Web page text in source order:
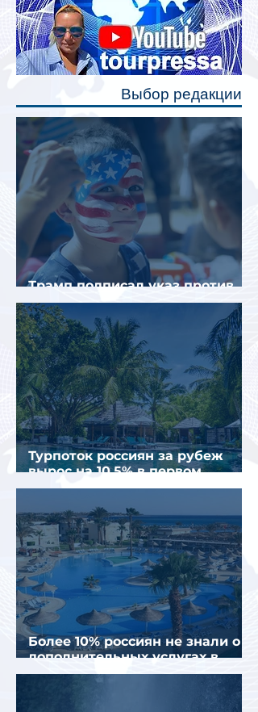
станут индивидуальные шторки у
каждого спального места. Они
позволят пассажирам закрыть свою
полку во время сна или отдыха,
Выбор редакции
Трамп подписал указ против
«родильного туризма» в США
Турпоток россиян за рубеж
вырос на 10,5% в первом
полугодии 2026 года
Более 10% россиян не знали о
дополнительных услугах в
отелях